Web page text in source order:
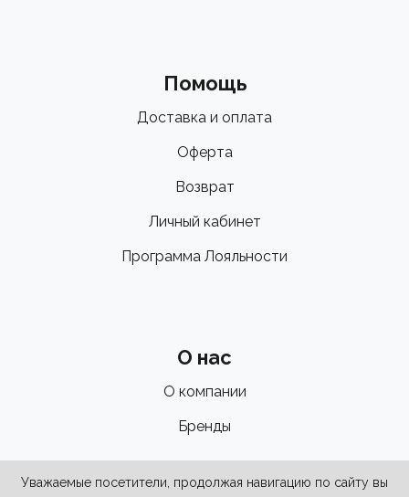
Помощь
Доставка и оплата
Оферта
Возврат
Личный кабинет
Программа Лояльности
О нас
О компании
Бренды
Уважаемые посетители, продолжая навигацию по сайту вы